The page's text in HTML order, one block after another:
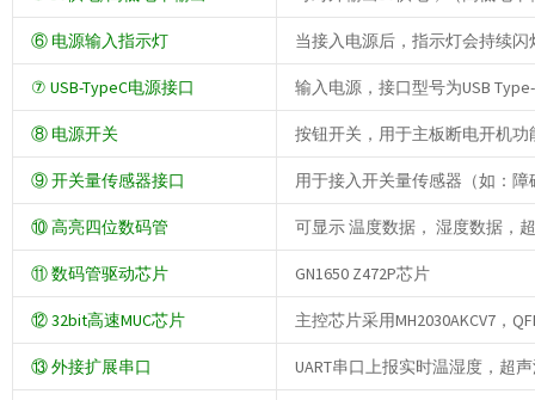
⑥ 电源输入指示灯 当接入电源后，指示灯会持续
⑦ USB-TypeC电源接口 输入电源，接口型号为USB
⑧ 电源开关 按钮开关，用于主板断电开机功
⑨ 开关量传感器接口 用于接入开关量传感器（如：
⑩ 高亮四位数码管 可显示 温度数据， 湿度数据，
⑪ 数码管驱动芯片 GN1650 Z472P芯片
⑫ 32bit高速MUC芯片 主控芯片采用MH2030AKCV7，
⑬ 外接扩展串口 UART串口上报实时温湿度，超